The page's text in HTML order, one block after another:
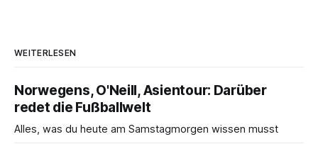
WEITERLESEN
Norwegens, O'Neill, Asientour: Darüber
redet die Fußballwelt
Alles, was du heute am Samstagmorgen wissen musst